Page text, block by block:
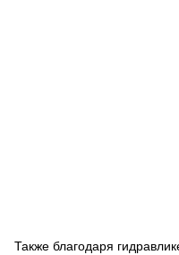
Также благодаря